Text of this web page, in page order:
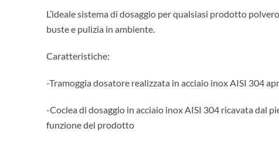
L’ideale sistema di dosaggio per qualsiasi prodotto
buste e pulizia in ambiente.
Caratteristiche:
-Tramoggia dosatore realizzata in acciaio inox AISI 304
-Coclea di dosaggio in acciaio inox AISI 304 ricavata dal
funzione del prodotto